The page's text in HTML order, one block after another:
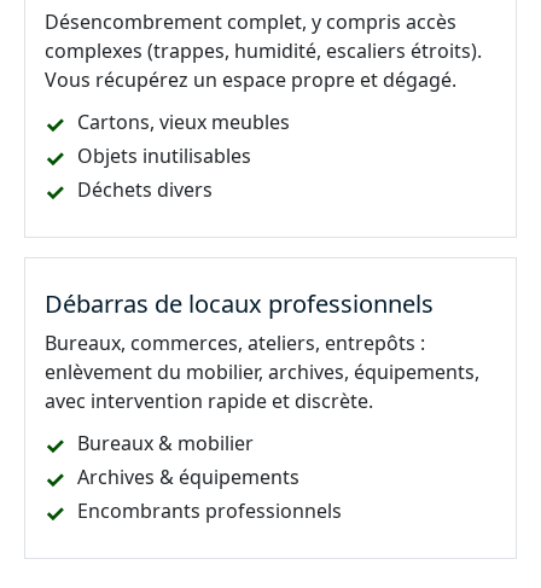
Désencombrement complet, y compris accès
complexes (trappes, humidité, escaliers étroits).
Vous récupérez un espace propre et dégagé.
Cartons, vieux meubles
Objets inutilisables
Déchets divers
Débarras de locaux professionnels
Bureaux, commerces, ateliers, entrepôts :
enlèvement du mobilier, archives, équipements,
avec intervention rapide et discrète.
Bureaux & mobilier
Archives & équipements
Encombrants professionnels